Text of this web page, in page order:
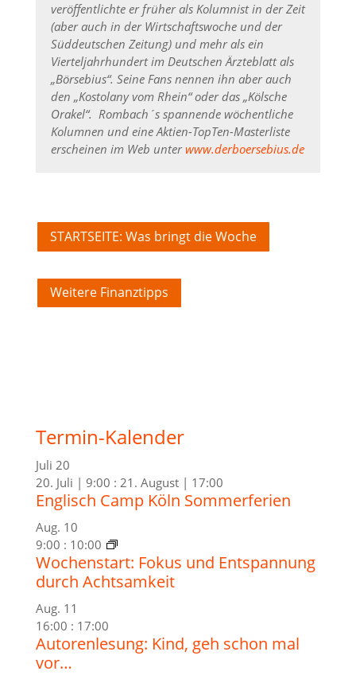
veröffentlichte er früher als Kolumnist in der Zeit
(aber auch in der Wirtschaftswoche und der
Süddeutschen Zeitung) und mehr als ein
Vierteljahrhundert im Deutschen Ärzteblatt als
„Börsebius“. Seine Fans nennen ihn aber auch
den „Kostolany vom Rhein“ oder das „Kölsche
Orakel“. Rombach´s spannende wöchentliche
Kolumnen und eine Aktien-TopTen-Masterliste
erscheinen im Web unterwww.derboersebius.de
STARTSEITE: Was bringt die Woche
Weitere Finanztipps
Termin-Kalender
Juli 20
20. Juli | 9:00 : 21. August | 17:00
Englisch Camp Köln Sommerferien
Aug. 10
9:00 : 10:00
Wochenstart: Fokus und Entspannung
durch Achtsamkeit
Aug. 11
16:00 : 17:00
Autorenlesung: Kind, geh schon mal
vor…